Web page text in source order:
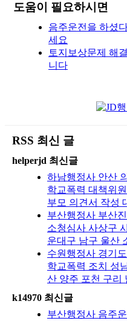
도움이 필요하시면
음주운전을 하셨
세요
토지보상문제 해
니다
RSS 최신 글
helperjd 최신글
하남행정사 안산
학교폭력 대책위
부모 의견서 작성
부산행정사 부산
소청심사 사상구
운대구 남구 울산
수원행정사 경기
학교폭력 조치 성
산 양주 포천 구리
k14970 최신글
부산행정사 음주